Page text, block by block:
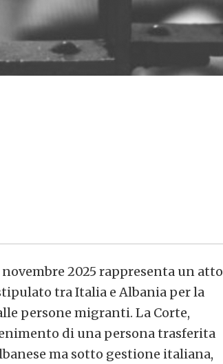
2025 rappresenta un atto
tra Italia e Albania per la
persone migranti. La Corte,
di una persona trasferita
ma sotto gestione italiana,